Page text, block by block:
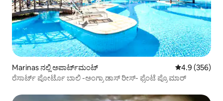
Marinas ನಲ್ಲಿ ಅಪಾರ್ಟ್‌ಮಂಟ್ 5 ರಲ್ಲಿ 4.9
4.9 (356)
ರೆಸಾರ್ಟ್ ಪೋರ್ಟೊ ಬಾಲಿ -ಅಂಗ್ರಾ ಡಾಸ್ ರೀಸ್- ಫ್ರೆಂಟೆ ಪ್ರೊ ಮಾರ್